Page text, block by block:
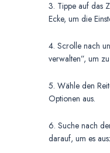
3. Tippe auf das
Ecke, um die
4. Scrolle nach
verwalten”, um
5. Wähle den
Optionen aus.
6. Suche nach
darauf, um es